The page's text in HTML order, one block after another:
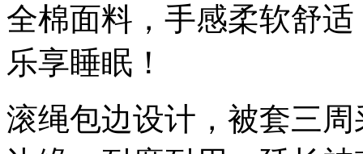
全棉面料，手感柔软舒
乐享睡眠！
滚绳包边设计，被套三